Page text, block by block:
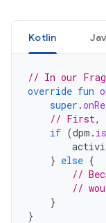
Kotlin
// In our
override fun
super .
// First,
if (dpm .
} else {
//
//
}
}